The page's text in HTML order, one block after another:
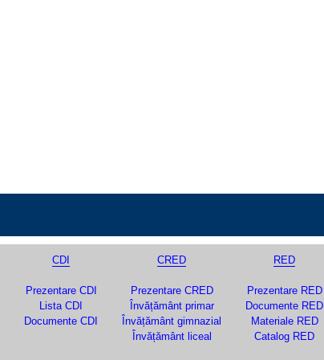
CDI
Prezentare CDI
Lista CDI
Documente CDI
CRED
Prezentare CRED
Învățământ primar
Învățământ gimnazial
Învățământ liceal
RED
Prezentare RED
Documente RED
Materiale RED
Catalog RED